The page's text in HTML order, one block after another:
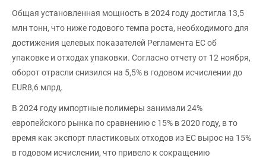
Общая установленная мощность в 2024 году достигла 13,5
млн тонн, что ниже годового темпа роста, необходимого для
достижения целевых показателей Регламента ЕС об
упаковке и отходах упаковки. Согласно отчету от 12 ноября,
оборот отрасли снизился на 5,5% в годовом исчислении до
EUR8,6 млрд.
В 2024 году импортные полимеры занимали 24%
европейского рынка по сравнению с 15% в 2020 году, в то
время как экспорт пластиковых отходов из ЕС вырос на 15%
в годовом исчислении, что привело к сокращению